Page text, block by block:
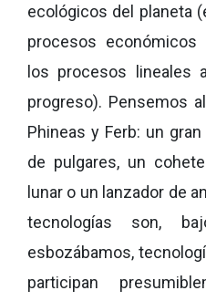
ecológicos del planeta
procesos económicos
los procesos lineales
progreso). Pensemos
Phineas y Ferb: un
de pulgares, un
lunar o un lanzador de
tecnologías son,
esbozábamos,
participan